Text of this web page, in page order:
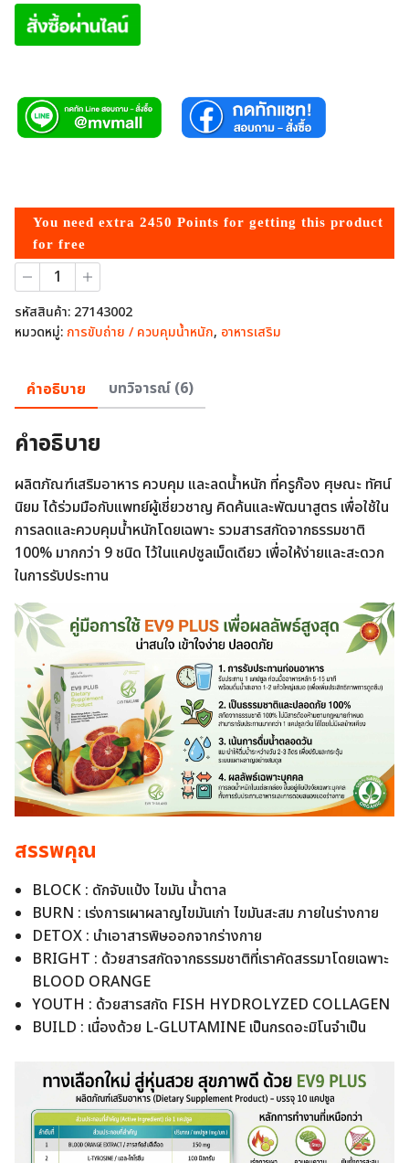
You need extra 2450 Points for getting this product
for free
จำนวน
อาหาร
เสริม
ควบคุม
สัดส่วน
พลัส
(EV9
PLUS)
สูตร
การ
เผา
ผลาญ
และ
ลด
ไข
มัน
ส่วน
เกิน
2
กล่อง
รหัสสินค้า: 27143002
หมวดหมู่: การขับถ่าย / ควบคุมน้ำหนัก, อาหารเสริม
คำอธิบาย บทวิจารณ์ (6)
คำอธิบาย
ผลิตภัณฑ์เสริมอาหาร ควบคุม และลดน้ำหนัก ที่ครูก๊อง ศุษณะ ทัศน์
นิยม ได้ร่วมมือกับแพทย์ผู้เชี่ยวชาญ คิดค้นและพัฒนาสูตร เพื่อใช้ใน
การลดและควบคุมน้ำหนักโดยเฉพาะ รวมสารสกัดจากธรรมชาติ
100% มากกว่า 9 ชนิด ไว้ในแคปซูลเม็ดเดียว เพื่อให้ง่ายและสะดวก
ในการรับประทาน
สรรพคุณ
BLOCK : ดักจับแป้ง ไขมัน น้ำตาล
BURN : เร่งการเผาผลาญไขมันเก่า ไขมันสะสม ภายในร่างกาย
DETOX : นำเอาสารพิษออกจากร่างกาย
BRIGHT : ด้วยสารสกัดจากธรรมชาติที่เราคัดสรรมาโดยเฉพาะ
BLOOD ORANGE
YOUTH : ด้วยสารสกัด FISH HYDROLYZED COLLAGEN
BUILD : เนื่องด้วย L-GLUTAMINE เป็นกรดอะมิโนจำเป็น